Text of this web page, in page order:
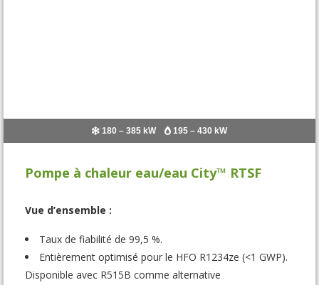
180 – 385 kW 195 – 430 kW
Pompe à chaleur eau/eau City™ RTSF
Vue d’ensemble :
Taux de fiabilité de 99,5 %.
Entièrement optimisé pour le HFO R1234ze (<1 GWP).
Disponible avec R515B comme alternative